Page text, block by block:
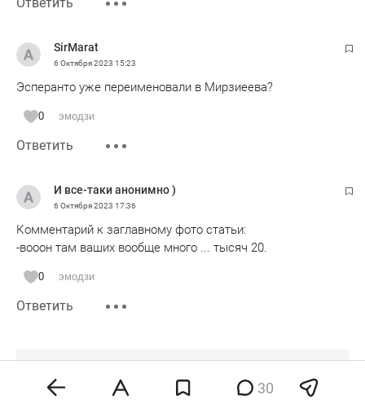
SirMarat
6 Октября 2023 15:23
Эсперанто уже переименовали в Мирзиеева?
0 эмодзи
Ответить
И все-таки анонимно )
6 Октября 2023 17:36
Комментарий к заглавному фото статьи:
-вооон там ваших вообще много ... тысяч 20.
0 эмодзи
Ответить
30